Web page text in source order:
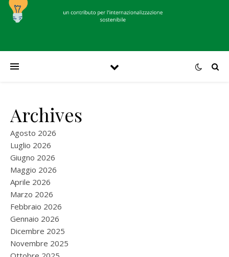
Archives
Agosto 2026
Luglio 2026
Giugno 2026
Maggio 2026
Aprile 2026
Marzo 2026
Febbraio 2026
Gennaio 2026
Dicembre 2025
Novembre 2025